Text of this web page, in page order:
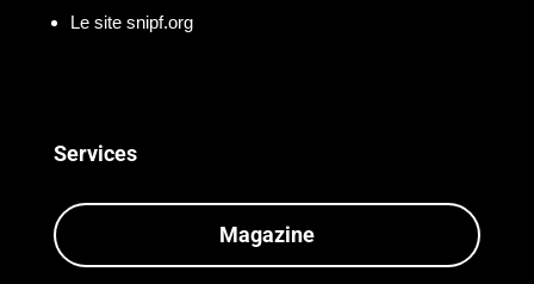
Le site snipf.org
Services
Magazine